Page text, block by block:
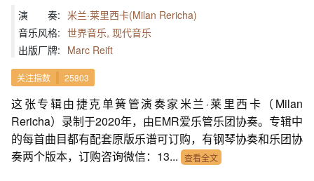
演 奏: 米兰·莱里西卡(Milan Rericha)
音乐风格: 世界音乐, 现代音乐
出版厂牌: Marc Reift
关注指数 25803
这张专辑由捷克单簧管演奏家米兰·莱里西卡（Milan
Rericha）录制于2020年，由EMR爱乐管乐团协奏。专辑中
的每首曲目都有配套原版乐谱可订购，有钢琴协奏和乐团协
奏两个版本，订购咨询微信：13... 查看全文